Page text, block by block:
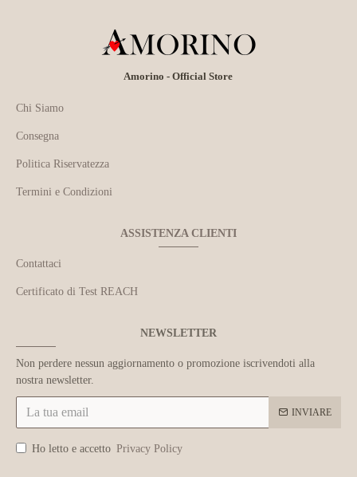
Amorino - Official Store
Chi Siamo
Consegna
Politica Riservatezza
Termini e Condizioni
ASSISTENZA CLIENTI
Contattaci
Certificato di Test REACH
NEWSLETTER
Non perdere nessun aggiornamento o promozione iscrivendoti alla
nostra newsletter.
INVIARE
Ho letto e accetto Privacy Policy